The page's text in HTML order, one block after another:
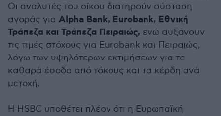
Οι αναλυτές του οίκου διατηρούν σύσταση
αγοράς για Alpha Bank, Eurobank, Εθνική
Τράπεζα και Τράπεζα Πειραιώς, ενώ αυξάνουν
τις τιμές στόχους για Eurobank και Πειραιώς,
λόγω των υψηλότερων εκτιμήσεων για τα
καθαρά έσοδα από τόκους και τα κέρδη ανά
μετοχή.
Η HSBC υποθέτει πλέον ότι η Ευρωπαϊκή